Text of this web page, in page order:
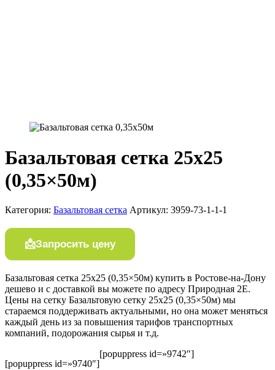
Базальтовая сетка 25х25
(0,35×50м)
Категория: Базальтовая сетка Артикул: 3959-73-1-1-1
Запросить цену
Базальтовая сетка 25х25 (0,35×50м) купить в Ростове-на-Дону
дешево и с доставкой вы можете по адресу Природная 2Е.
Цены на сетку Базальтовую сетку 25х25 (0,35×50м) мы
стараемся поддерживать актуальными, но она может меняться
каждый день из за повышения тарифов транспортных
компаний, подорожания сырья и т.д.
[popuppress id=»9740″]
[popuppress id=»9742″]